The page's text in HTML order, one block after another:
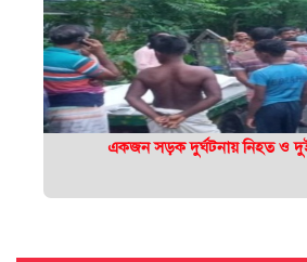
একজন সড়ক দুর্ঘটনায় নিহত ও